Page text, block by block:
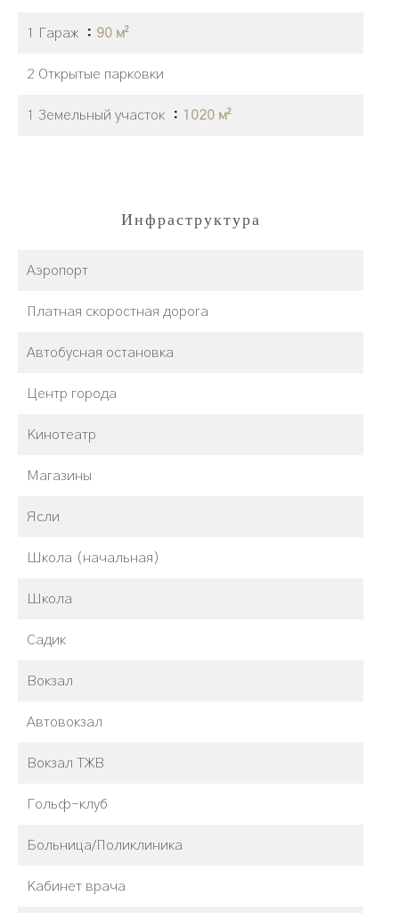
1 Гараж 90 м²
2 Открытые парковки
1 Земельный участок 1020 м²
Инфраструктура
Аэропорт
Платная скоростная дорога
Автобусная остановка
Центр города
Кинотеатр
Магазины
Ясли
Школа (начальная)
Школа
Садик
Вокзал
Автовокзал
Вокзал ТЖВ
Гольф-клуб
Больница/Поликлиника
Кабинет врача